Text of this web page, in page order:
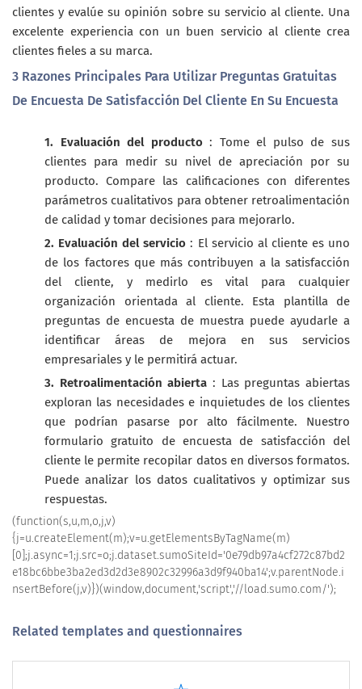
clientes y evalúe su opinión sobre su servicio al cliente. Una
excelente experiencia con un buen servicio al cliente crea
clientes fieles a su marca.
3 Razones Principales Para Utilizar Preguntas Gratuitas
De Encuesta De Satisfacción Del Cliente En Su Encuesta
1. Evaluación del producto: Tome el pulso de sus
clientes para medir su nivel de apreciación por su
producto. Compare las calificaciones con diferentes
parámetros cualitativos para obtener retroalimentación
de calidad y tomar decisiones para mejorarlo.
2. Evaluación del servicio : El servicio al cliente es uno
de los factores que más contribuyen a la satisfacción
del cliente, y medirlo es vital para cualquier
organización orientada al cliente. Esta plantilla de
preguntas de encuesta de muestra puede ayudarle a
identificar áreas de mejora en sus servicios
empresariales y le permitirá actuar.
3. Retroalimentación abierta : Las preguntas abiertas
exploran las necesidades e inquietudes de los clientes
que podrían pasarse por alto fácilmente. Nuestro
formulario gratuito de encuesta de satisfacción del
cliente le permite recopilar datos en diversos formatos.
Puede analizar los datos cualitativos y optimizar sus
respuestas.
(function(s,u,m,o,j,v)
{j=u.createElement(m);v=u.getElementsByTagName(m)
[0];j.async=1;j.src=o;j.dataset.sumoSiteId='0e79db97a4cf272c87bd2
e18bc6bbe3ba2ed3d2d3e8902c32996a3d9f940ba14';v.parentNode.i
nsertBefore(j,v)})(window,document,'script','//load.sumo.com/');
Related templates and questionnaires